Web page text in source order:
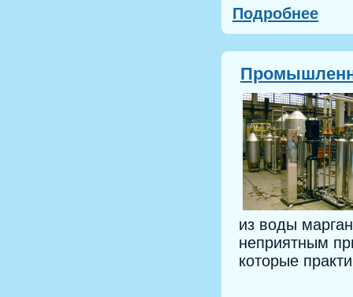
Подробнее
из воды
неприятным
которые